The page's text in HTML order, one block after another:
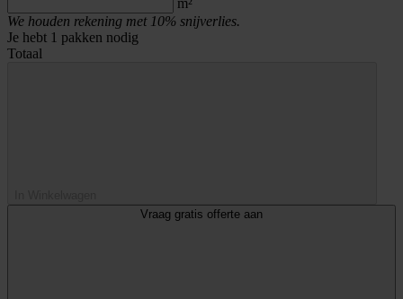
We houden rekening met 10% snijverlies.
Je hebt 1 pakken nodig
Totaal
Vraag gratis offerte aan